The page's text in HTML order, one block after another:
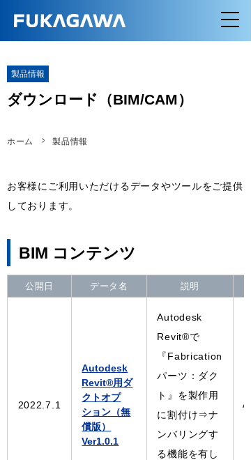
製品情報
ダウンロード（BIM/CAM）
ホーム 製品情報
お客様にご利用いただけるデータやツールをご提供
しております。
BIM コンテンツ
公開日 データ名 説明
2022.7.1
Autodesk
Revit®用ダ
クトオプ
ション（無
償版）
Ver1.0.1
Autodesk
Revit®で
『Fabrication
パーツ：ダク
ト』を製作用
に割付け⇒ナ
ンバリングす
る機能を有し